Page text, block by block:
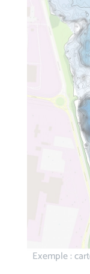
Exemple :